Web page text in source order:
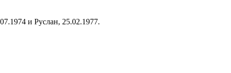
и Руслан, 25.02.1977.